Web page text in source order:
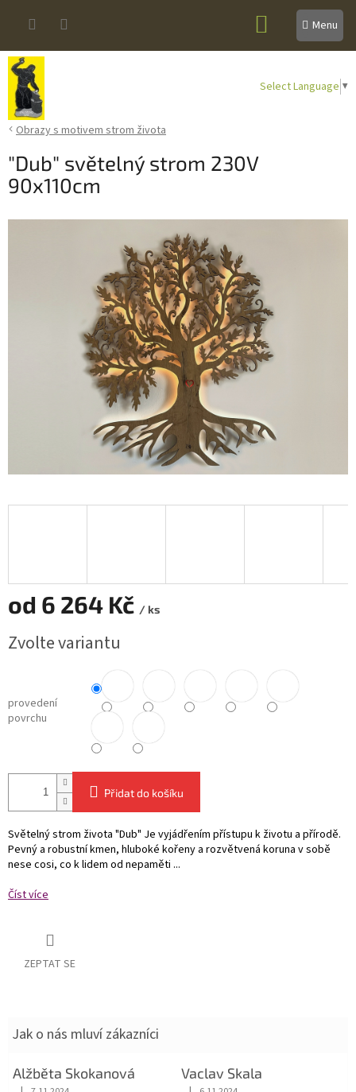
Select Language ▼
NÁKUPNÍ
KOŠÍK
Obrazy s motivem strom života
"Dub" světelný strom 230V
90x110cm
od 6 264 Kč / ks
cena:
Zvolte variantu
provedení
povrchu
Přidat do košíku
Světelný strom života "Dub" Je vyjádřením přístupu k životu a přírodě.
Pevný a robustní kmen, hluboké kořeny a rozvětvená koruna v sobě
nese cosi, co k lidem od nepaměti ...
Číst více
ZEPTAT SE
Jak o nás mluví zákazníci
Alžběta Skokanová Vaclav Skala